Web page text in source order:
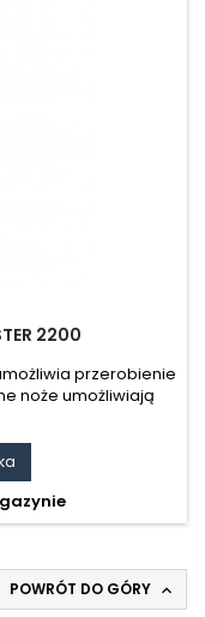
2200
przerobienie
noże umożliwiają
kawałki, które
lub wyrzucić. BIO
napędzany
i demontażu,
w...
POWRÓT DO GÓRY 